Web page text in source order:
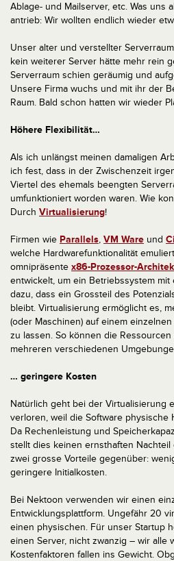
Ablage- und Mailserver, etc. Was uns
antrieb: Wir wollten endlich wieder
Unser alter und verstellter
kein weiterer Server hätte mehr rein
Serverraum schien geräumig und
Unsere Firma wuchs und mit ihr der
Raum. Bald schon hatten wir wieder
Höhere Flexibilität…
Als ich unlängst meinen damaligen
ich fest, dass in der Zwischenzeit
Viertel des ehemals beengten
umfunktioniert worden waren. Wie
Durch Virtualisierung!
Firmen wie Parallels, VM Ware und
welche Hardwarefunktionalität
omnipräsente x86-Prozessor-
entwickelt, um ein Betriebssystem
dazu, dass ein Grossteil des
bleibt. Virtualisierung ermöglicht es,
(oder Maschinen) auf einem
zu lassen. So können die
mehreren verschiedenen
… geringere Kosten
Natürlich geht bei der Virtualisierung
verloren, weil die Software physische
Da Rechenleistung und
stellt dies keinen ernsthaften Nachteil
zwei grosse Vorteile gegenüber:
geringere Initialkosten.
Bei Nektoon verwenden wir einen
Entwicklungsplattform. Ungefähr 20
einen physischen. Für unser Startup
einen Server, nicht zwanzig – wir alle
Kostenfaktoren fallen ins Gewicht.